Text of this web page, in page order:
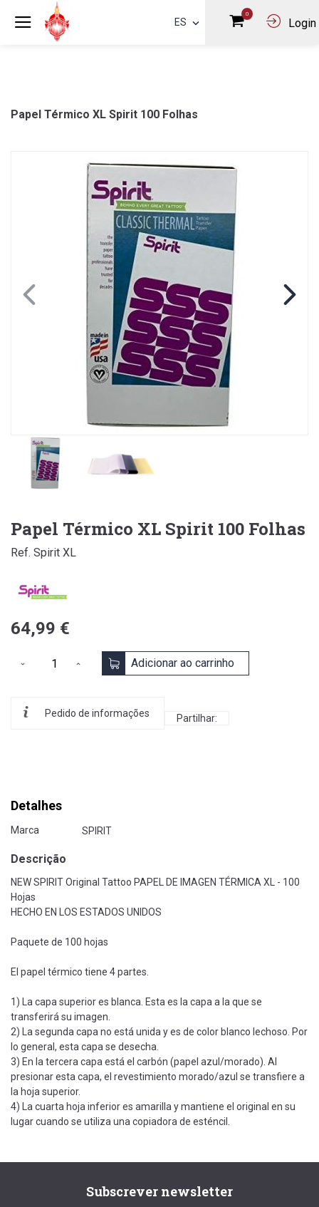
ES
0
Login
Papel Térmico XL Spirit 100 Folhas
Papel Térmico XL Spirit 100 Folhas
Ref. Spirit XL
64,99 €
Adicionar ao carrinho
Pedido de informações Partilhar:
Detalhes
Marca SPIRIT
Descrição
NEW SPIRIT Original Tattoo PAPEL DE IMAGEN TÉRMICA XL - 100
Hojas
HECHO EN LOS ESTADOS UNIDOS
Paquete de 100 hojas
El papel térmico tiene 4 partes.
1) La capa superior es blanca. Esta es la capa a la que se
transferirá su imagen.
2) La segunda capa no está unida y es de color blanco lechoso. Por
lo general, esta capa se desecha.
3) En la tercera capa está el carbón (papel azul/morado). Al
presionar esta capa, el revestimiento morado/azul se transfiere a
la hoja superior.
4) La cuarta hoja inferior es amarilla y mantiene el original en su
lugar cuando se utiliza una copiadora de esténcil.
Subscrever newsletter